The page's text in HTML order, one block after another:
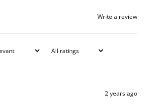
Write a review
2 years ago